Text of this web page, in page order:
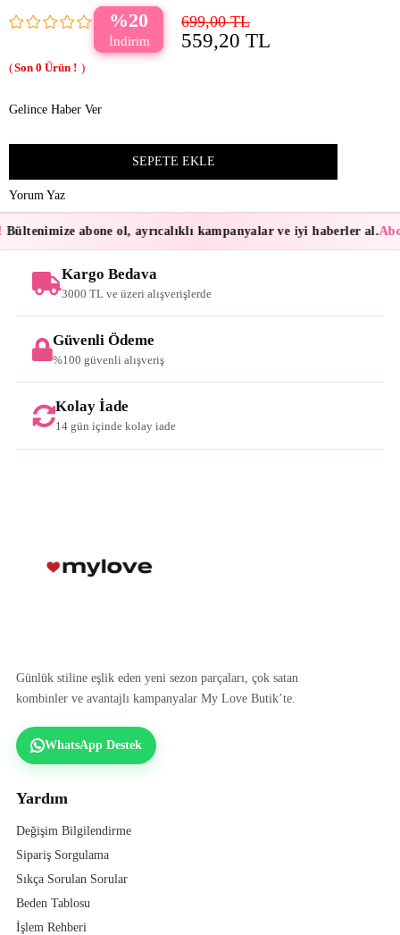
20 699,00 TL
559,20 TL
0
Gelince Haber Ver
Yorum Yaz
Bültenimize abone ol, ayrıcalıklı kampanyalar ve iyi haberler al.
Kargo Bedava
3000 TL ve üzeri alışverişlerde
Güvenli Ödeme
%100 güvenli alışveriş
Kolay İade
14 gün içinde kolay iade
Günlük stiline eşlik eden yeni sezon parçaları, çok satan
kombinler ve avantajlı kampanyalar My Love Butik’te.
WhatsApp Destek
Yardım
Değişim Bilgilendirme
Sipariş Sorgulama
Sıkça Sorulan Sorular
Beden Tablosu
İşlem Rehberi